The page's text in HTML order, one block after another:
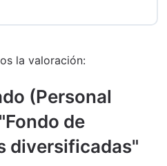
la valoración:
(Personal
de
diversificadas"